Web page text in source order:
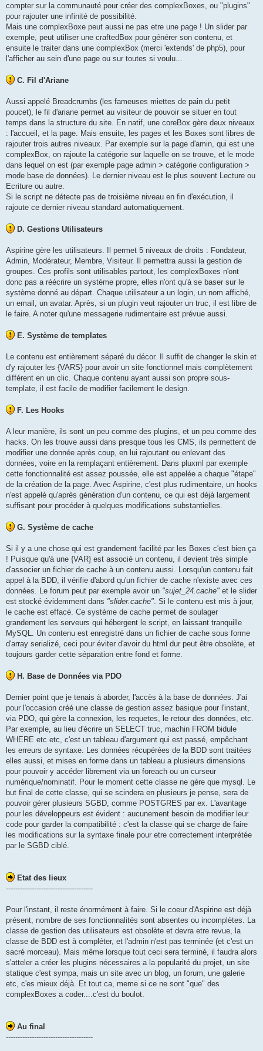
compter sur la communauté pour créer des complexBoxes, ou "plugins"
pour rajouter une infinité de possibilité.
Mais une complexBoxe peut aussi ne pas etre une page ! Un slider par
exemple, peut utiliser une craftedBox pour générer son contenu, et
ensuite le traiter dans une complexBox (merci 'extends' de php5), pour
l'afficher au sein d'une page ou sur toutes si voulu...
C. Fil d'Ariane
Aussi appelé Breadcrumbs (les fameuses miettes de pain du petit
poucet), le fil d'ariane permet au visiteur de pouvoir se situer en tout
temps dans la structure du site. En natif, une coreBox gère deux niveaux
: l'accueil, et la page. Mais ensuite, les pages et les Boxes sont libres de
rajouter trois autres niveaux. Par exemple sur la page d'amin, qui est une
complexBox, on rajoute la catégorie sur laquelle on se trouve, et le mode
dans lequel on est (par exemple page admin > catégorie configuration >
mode base de données). Le dernier niveau est le plus souvent Lecture ou
Ecriture ou autre.
Si le script ne détecte pas de troisième niveau en fin d'exécution, il
rajoute ce dernier niveau standard automatiquement.
D. Gestions Utilisateurs
Aspirine gère les utilisateurs. Il permet 5 niveaux de droits : Fondateur,
Admin, Modérateur, Membre, Visiteur. Il permettra aussi la gestion de
groupes. Ces profils sont utilisables partout, les complexBoxes n'ont
donc pas a réécrire un système propre, elles n'ont qu'à se baser sur le
système donné au départ. Chaque utilisateur a un login, un nom affiché,
un email, un avatar. Après, si un plugin veut rajouter un truc, il est libre de
le faire. A noter qu'une messagerie rudimentaire est prévue aussi.
E. Système de templates
Le contenu est entièrement séparé du décor. Il suffit de changer le skin et
d'y rajouter les {VARS} pour avoir un site fonctionnel mais complètement
différent en un clic. Chaque contenu ayant aussi son propre sous-
template, il est facile de modifier facilement le design.
F. Les Hooks
A leur manière, ils sont un peu comme des plugins, et un peu comme des
hacks. On les trouve aussi dans presque tous les CMS, ils permettent de
modifier une donnée après coup, en lui rajoutant ou enlevant des
données, voire en la remplaçant entièrement. Dans pluxml par exemple
cette fonctionnalité est assez poussée, elle est appelée a chaque "étape"
de la création de la page. Avec Aspirine, c'est plus rudimentaire, un hooks
n'est appelé qu'après génération d'un contenu, ce qui est déjà largement
suffisant pour procéder à quelques modifications substantielles.
G. Système de cache
Si il y a une chose qui est grandement facilité par les Boxes c'est bien ça
! Puisque qu'à une {VAR} est associé un contenu, il devient très simple
d'associer un fichier de cache à un contenu aussi. Lorsqu'un contenu fait
appel à la BDD, il vérifie d'abord qu'un fichier de cache n'existe avec ces
données. Le forum peut par exemple avoir un "sujet_24.cache" et le slider
est stocké évidemment dans "slider.cache" . Si le contenu est mis à jour,
le cache est effacé. Ce système de cache permet de soulager
grandement les serveurs qui hébergent le script, en laissant tranquille
MySQL. Un contenu est enregistré dans un fichier de cache sous forme
d'array serializé, ceci pour éviter d'avoir du html dur peut être obsolète, et
toujours garder cette séparation entre fond et forme.
H. Base de Données via PDO
Dernier point que je tenais à aborder, l'accès à la base de données. J'ai
pour l'occasion créé une classe de gestion assez basique pour l'instant,
via PDO, qui gère la connexion, les requetes, le retour des données, etc.
Par exemple, au lieu d'écrire un SELECT truc, machin FROM bidule
WHERE etc etc, c'est un tableau d'argument qui est passé, empêchant
les erreurs de syntaxe. Les données récupérées de la BDD sont traitées
elles aussi, et mises en forme dans un tableau a plusieurs dimensions
pour pouvoir y accéder librement via un foreach ou un curseur
numérique/nominatif. Pour le moment cette classe ne gère que mysql. Le
but final de cette classe, qui se scindera en plusieurs je pense, sera de
pouvoir gérer plusieurs SGBD, comme POSTGRES par ex. L'avantage
pour les développeurs est évident : aucunement besoin de modifier leur
code pour garder la compatibilité : c'est la classe qui se charge de faire
les modifications sur la syntaxe finale pour etre correctement interprétée
par le SGBD ciblé.
Etat des lieux
-------------------------------------
Pour l'instant, il reste énormément à faire. Si le coeur d'Aspirine est déjà
présent, nombre de ses fonctionnalités sont absentes ou incomplètes. La
classe de gestion des utilisateurs est obsolète et devra etre revue, la
classe de BDD est à compléter, et l'admin n'est pas terminée (et c'est un
sacré morceau). Mais même lorsque tout ceci sera terminé, il faudra alors
s'atteler a créer les plugins nécessaires a la popularité du projet, un site
statique c'est sympa, mais un site avec un blog, un forum, une galerie
etc, c'es mieux déjà. Et tout ca, meme si ce ne sont "que" des
complexBoxes a coder....c'est du boulot.
Au final
-------------------------------------